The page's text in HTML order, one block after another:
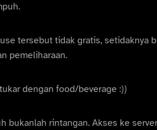
tersebut tidak gratis, setidaknya
pemeliharaan.
dengan food/beverage :))
bukanlah rintangan. Akses ke